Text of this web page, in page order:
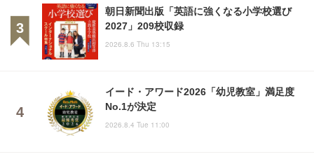
朝日新聞出版「英語に強くなる小学校選び
2027」209校収録
2026.8.6 Thu 13:15
イード・アワード2026「幼児教室」満足度
No.1が決定
2026.8.4 Tue 11:00